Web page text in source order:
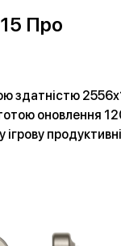
Про
оновлення